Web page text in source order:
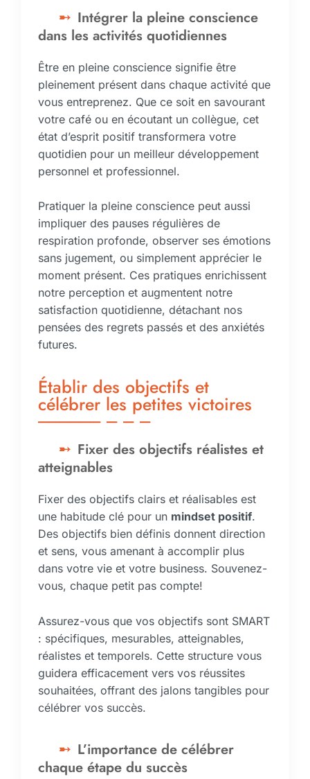
Intégrer la pleine conscience
dans les activités quotidiennes
Être en pleine conscience signifie être
pleinement présent dans chaque activité que
vous entreprenez. Que ce soit en savourant
votre café ou en écoutant un collègue, cet
état d’esprit positif transformera votre
quotidien pour un meilleur développement
personnel et professionnel.
Pratiquer la pleine conscience peut aussi
impliquer des pauses régulières de
respiration profonde, observer ses émotions
sans jugement, ou simplement apprécier le
moment présent. Ces pratiques enrichissent
notre perception et augmentent notre
satisfaction quotidienne, détachant nos
pensées des regrets passés et des anxiétés
futures.
Établir des objectifs et
célébrer les petites victoires
Fixer des objectifs réalistes et
atteignables
Fixer des objectifs clairs et réalisables est
une habitude clé pour un mindset positif.
Des objectifs bien définis donnent direction
et sens, vous amenant à accomplir plus
dans votre vie et votre business. Souvenez-
vous, chaque petit pas compte!
Assurez-vous que vos objectifs sont SMART
: spécifiques, mesurables, atteignables,
réalistes et temporels. Cette structure vous
guidera efficacement vers vos réussites
souhaitées, offrant des jalons tangibles pour
célébrer vos succès.
L’importance de célébrer
chaque étape du succès